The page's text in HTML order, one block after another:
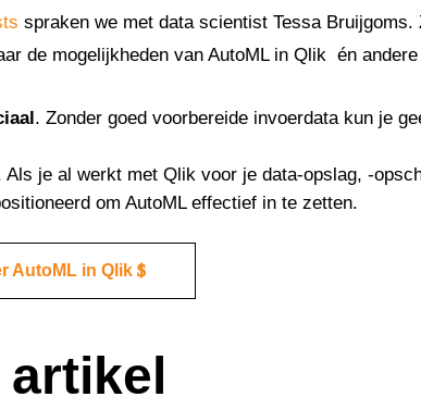
spraken we met data scientist Tessa Bruijgoms.
de mogelijkheden van AutoML in Qlik én
. Zonder goed voorbereide invoerdata kun je
Als je al werkt met Qlik voor je data-opslag, -
om AutoML effectief in te zetten.
AutoML in Qlik